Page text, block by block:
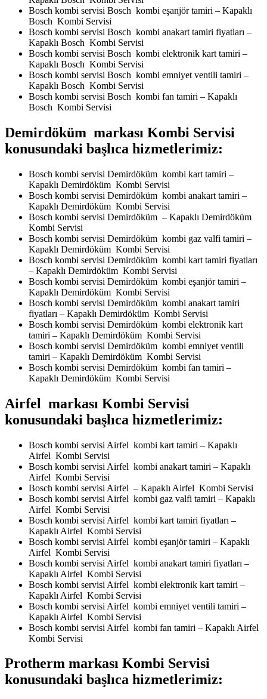
Bosch kombi servisi Bosch kombi eşanjör tamiri – Kapaklı
Bosch Kombi Servisi
Bosch kombi servisi Bosch kombi anakart tamiri fiyatları –
Kapaklı Bosch Kombi Servisi
Bosch kombi servisi Bosch kombi elektronik kart tamiri –
Kapaklı Bosch Kombi Servisi
Bosch kombi servisi Bosch kombi emniyet ventili tamiri –
Kapaklı Bosch Kombi Servisi
Bosch kombi servisi Bosch kombi fan tamiri – Kapaklı
Bosch Kombi Servisi
Demirdöküm markası Kombi Servisi
konusundaki başlıca hizmetlerimiz:
Bosch kombi servisi Demirdöküm kombi kart tamiri –
Kapaklı Demirdöküm Kombi Servisi
Bosch kombi servisi Demirdöküm kombi anakart tamiri –
Kapaklı Demirdöküm Kombi Servisi
Bosch kombi servisi Demirdöküm – Kapaklı Demirdöküm
Kombi Servisi
Bosch kombi servisi Demirdöküm kombi gaz valfi tamiri –
Kapaklı Demirdöküm Kombi Servisi
Bosch kombi servisi Demirdöküm kombi kart tamiri fiyatları
– Kapaklı Demirdöküm Kombi Servisi
Bosch kombi servisi Demirdöküm kombi eşanjör tamiri –
Kapaklı Demirdöküm Kombi Servisi
Bosch kombi servisi Demirdöküm kombi anakart tamiri
fiyatları – Kapaklı Demirdöküm Kombi Servisi
Bosch kombi servisi Demirdöküm kombi elektronik kart
tamiri – Kapaklı Demirdöküm Kombi Servisi
Bosch kombi servisi Demirdöküm kombi emniyet ventili
tamiri – Kapaklı Demirdöküm Kombi Servisi
Bosch kombi servisi Demirdöküm kombi fan tamiri –
Kapaklı Demirdöküm Kombi Servisi
Airfel markası Kombi Servisi
konusundaki başlıca hizmetlerimiz:
Bosch kombi servisi Airfel kombi kart tamiri – Kapaklı
Airfel Kombi Servisi
Bosch kombi servisi Airfel kombi anakart tamiri – Kapaklı
Airfel Kombi Servisi
Bosch kombi servisi Airfel – Kapaklı Airfel Kombi Servisi
Bosch kombi servisi Airfel kombi gaz valfi tamiri – Kapaklı
Airfel Kombi Servisi
Bosch kombi servisi Airfel kombi kart tamiri fiyatları –
Kapaklı Airfel Kombi Servisi
Bosch kombi servisi Airfel kombi eşanjör tamiri – Kapaklı
Airfel Kombi Servisi
Bosch kombi servisi Airfel kombi anakart tamiri fiyatları –
Kapaklı Airfel Kombi Servisi
Bosch kombi servisi Airfel kombi elektronik kart tamiri –
Kapaklı Airfel Kombi Servisi
Bosch kombi servisi Airfel kombi emniyet ventili tamiri –
Kapaklı Airfel Kombi Servisi
Bosch kombi servisi Airfel kombi fan tamiri – Kapaklı Airfel
Kombi Servisi
Protherm markası Kombi Servisi
konusundaki başlıca hizmetlerimiz: